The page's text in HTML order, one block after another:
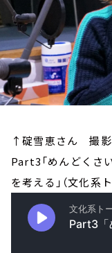
↑碇雪恵さん 撮影
Part3「めんどくさ
を考える」（文化系